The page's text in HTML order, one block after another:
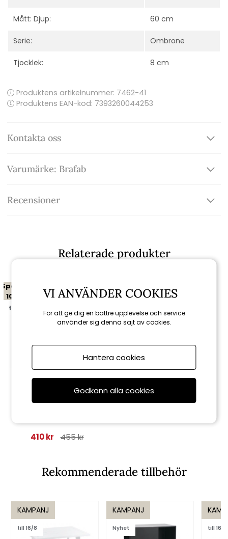
Mått: Djup: 60 cm
Serie: Ombrone
Tjocklek: 8 cm
Produktens artikelnummer: 7462-41
Produktens EAN-kod: 7393260044253
Kontakta oss
Varumärke: Brafab
Recensioner
Relaterade produkter
Spara
10%
till 16/8
410 kr 455 kr
Rekommenderade tillbehör
KAMPANJ
till 16/8
KAMPANJ
Nyhet till 16/8
VI ANVÄNDER COOKIES
För att ge dig en bättre upplevelse och service
använder sig denna sajt av cookies.
Hantera cookies
Godkänn alla cookies